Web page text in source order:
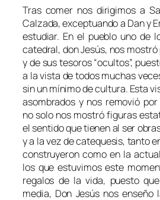
Tras comer nos dirigimos a
Calzada, exceptuando a Dan y
estudiar. En el pueblo uno de
catedral, don Jesús, nos
y de sus tesoros “ocultos”,
a la vista de todos muchas
sin un mínimo de cultura. Esta
asombrados y nos removió
no solo nos mostró figuras
el sentido que tienen al ser
y a la vez de catequesis, tanto
construyeron como en la
los que estuvimos este
regalos de la vida, puesto
media, Don Jesús nos